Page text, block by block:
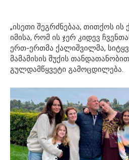
„ისეთი შეგრძნებაა, თითქოს ის
იმისა, რომ ის ჯერ კიდევ
ერთ-ერთმა ქალიშვილმა,
მამამისის შუქის
გულდამწყვეტი გამოცდილება.